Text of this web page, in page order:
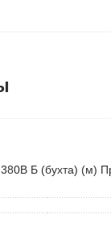
Б (бухта) (м)